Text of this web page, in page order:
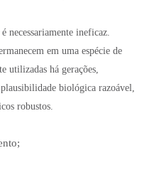
necessariamente ineficaz.
em uma espécie de
utilizadas há gerações,
biológica razoável,
robustos.